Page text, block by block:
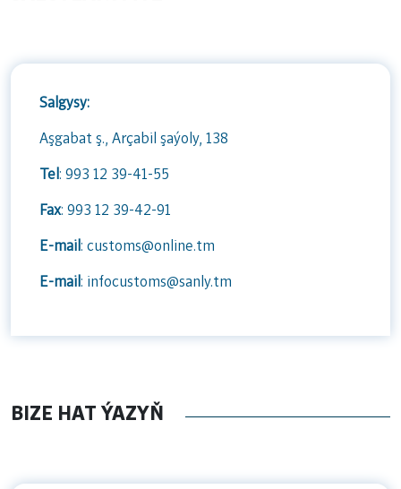
Salgysy:
Aşgabat ş., Arçabil şaýoly, 138
Tel : 993 12 39-41-55
Fax: 993 12 39-42-91
E-mail : customs@online.tm
E-mail : infocustoms@sanly.tm
BIZE HAT ÝAZYŇ